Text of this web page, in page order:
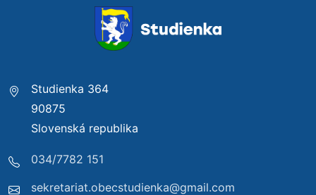
Studienka 364
90875
Slovenská republika
034/7782 151
sekretariat.obecstudienka@gmail.com